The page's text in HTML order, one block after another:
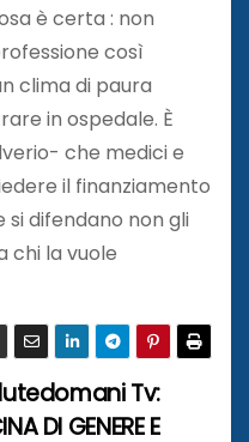
è certa : non
così
clima di paura
in ospedale. È
che medici e
il finanziamento
difendano non gli
chi la vuole
Tv:
DI GENERE E